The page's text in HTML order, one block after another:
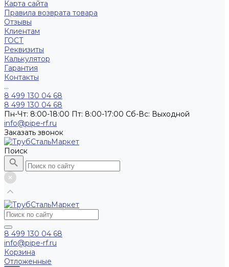
Карта сайта
Правила возврата товара
Отзывы
Клиентам
ГОСТ
Реквизиты
Калькулятор
Гарантия
Контакты
...
8 499 130 04 68
8 499 130 04 68
Пн-Чт: 8:00-18:00 Пт: 8:00-17:00 Сб-Вс: Выходной
info@pipe-rf.ru
Заказать звонок
Поиск
8 499 130 04 68
info@pipe-rf.ru
Корзина
Отложенные